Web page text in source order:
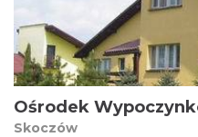
Skoczów